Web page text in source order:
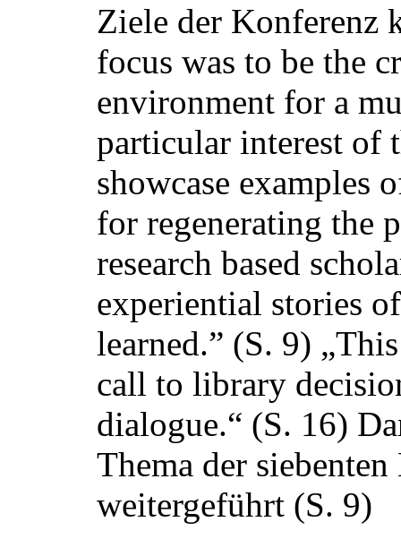
Ziele der Konferenz
focus was to be the
environment for a
particular interest of
showcase examples
for regenerating the
research based
experiential stories
learned.” (S. 9)
call to library
dialogue.“ (S. 16)
Thema der
weitergeführt (S. 9)